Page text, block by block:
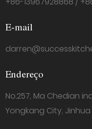
E-mail
Endereço
No.257, Ma Chedian
Yongkang City,